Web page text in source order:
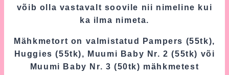
võib olla vastavalt soovile nii nimeline kui
ka ilma nimeta.
Mähkmetort on valmistatud Pampers (55tk),
Huggies (55tk), Muumi Baby Nr. 2 (55tk) või
Muumi Baby Nr. 3 (50tk) mähkmetest